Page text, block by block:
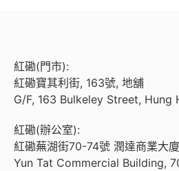
紅磡(門市):
紅磡寶其利街, 163號, 地舖
G/F, 163 Bulkeley Street, Hung
紅磡(辦公室):
紅磡蕪湖街70-74號 潤達商業大廈
Yun Tat Commercial Building,